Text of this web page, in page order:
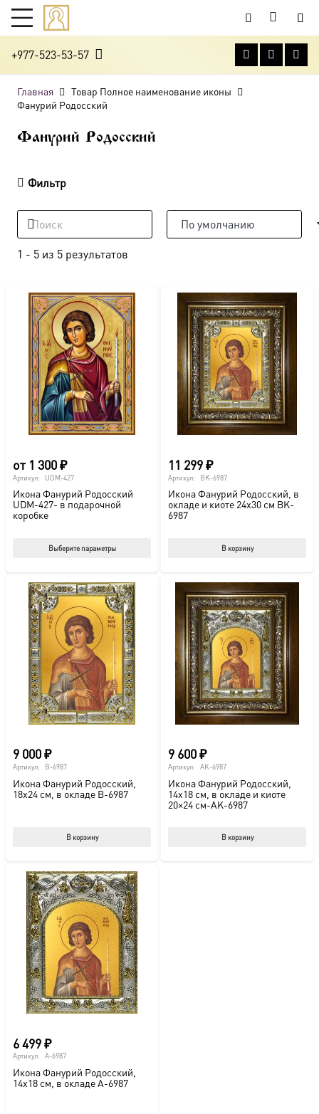
+977-523-53-57
Главная
Товар Полное наименование иконы
Фанурий Родосский
Фанурий Родосский
Фильтр
1 - 5 из 5 результатов
от 1 300₽
Артикул: UDM-427
Икона Фанурий Родосский
UDM-427- в подарочной
коробке
Выберите параметры
странице
11 299₽
Артикул: BK-6987
Икона Фанурий Родосский, в
окладе и киоте 24х30 см BK-
6987
В корзину
9 000₽
Артикул: B-6987
Икона Фанурий Родосский,
18х24 см, в окладе B-6987
В корзину
9 600₽
Артикул: AK-6987
Икона Фанурий Родосский,
14х18 см, в окладе и киоте
20×24 см-AK-6987
В корзину
6 499₽
Артикул: A-6987
Икона Фанурий Родосский,
14х18 см, в окладе A-6987